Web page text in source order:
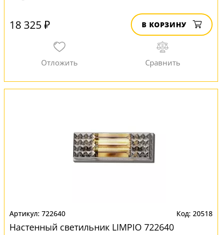
18 325 ₽ В КОРЗИНУ
722640 20518
Настенный светильник LIMPIO 722640